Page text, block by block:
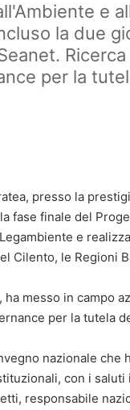
e
la due
per la
presso la
fase finale del
e
Cilento, le Regioni
messo in campo
per la tutela
nazionale
con i
responsabile